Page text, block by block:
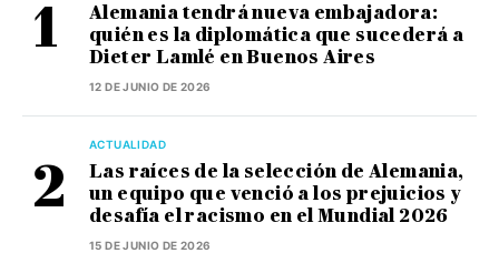
Alemania tendrá nueva embajadora:
quién es la diplomática que sucederá a
Dieter Lamlé en Buenos Aires
12 DE JUNIO DE 2026
ACTUALIDAD
Las raíces de la selección de Alemania,
un equipo que venció a los prejuicios y
desafía el racismo en el Mundial 2026
15 DE JUNIO DE 2026